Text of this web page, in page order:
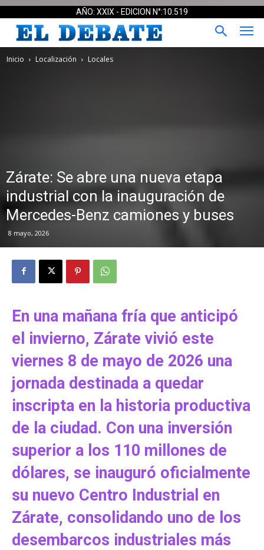
AÑO: XXIX - EDICION N°:10.519
Inicio Localización Locales
Zárate: Se abre una nueva etapa
industrial con la inauguración de
Mercedes-Benz camiones y buses
8 mayo, 2026
En una mañana fría que anticipó
el invierno, Zárate vivió este
viernes 8 de mayo de 2026 una
jornada destinada a quedar
inscripta en la historia productiva
de la ciudad. Con una inversión
superior a los 110 millones de
dólares, se inauguró oficialmente
su nuevo Centro Industrial en
Zárate, consolidando uno de los
desembarcos industriales más